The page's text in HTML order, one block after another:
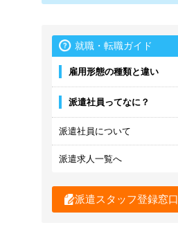
就職・転職ガイド
雇用形態の種類と違い
派遣社員ってなに？
派遣社員について
派遣求人一覧へ
派遣スタッフ登録窓口